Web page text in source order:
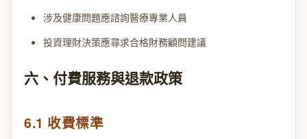
涉及健康問題應諮詢醫療專業人員
投資理財決策應尋求合格財務顧問建議
六、付費服務與退款政策
6.1 收費標準